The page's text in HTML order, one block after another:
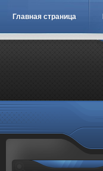
Главная страница